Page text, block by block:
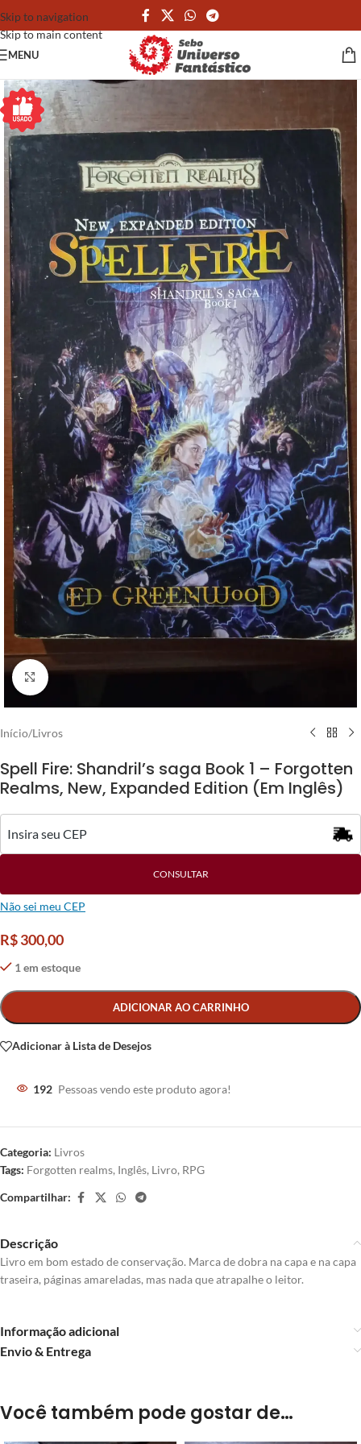
Skip to navigation
Skip to main content
MENU
Clique para ampliar
Início/Livros
Spell Fire: Shandril’s saga Book 1 – Forgotten
Realms, New, Expanded Edition (Em Inglês)
CONSULTAR
Não sei meu CEP
R$300,00
1 em estoque
ADICIONAR AO CARRINHO
Alternative:
Adicionar à Lista de Desejos
192 Pessoas vendo este produto agora!
Categoria: Livros
Tags: Forgotten realms, Inglês, Livro, RPG
Compartilhar:
Descrição
Livro em bom estado de conservação. Marca de dobra na capa e na capa
traseira, páginas amareladas, mas nada que atrapalhe o leitor.
Informação adicional
Envio & Entrega
Você também pode gostar de…